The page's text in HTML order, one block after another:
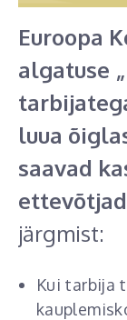
Euroopa
algatuse
luua
saavad
järgmist:
Kui tarbija